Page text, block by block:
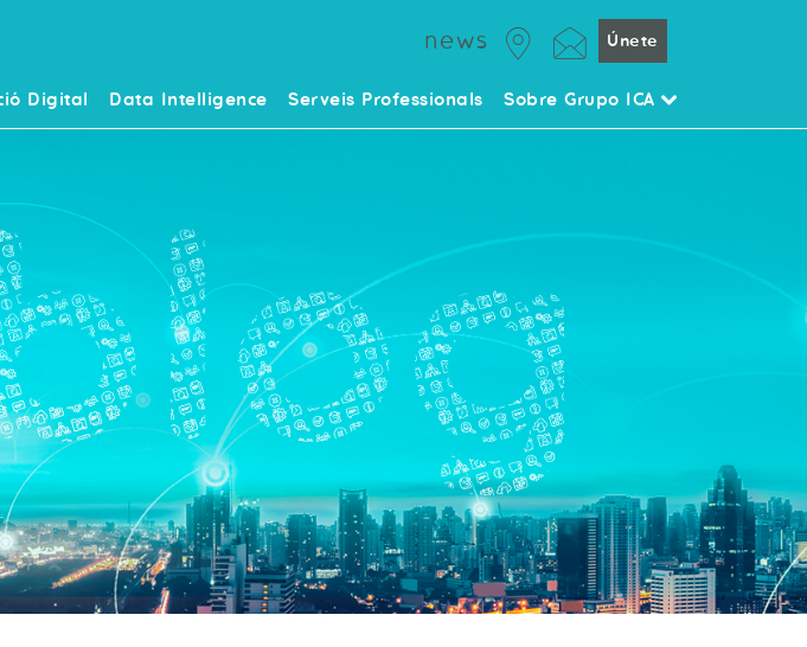
news Únete
Digital Data Intelligence Serveis Professionals Sobre Grupo ICA